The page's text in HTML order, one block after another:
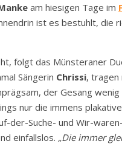
am hiesigen Tage im
ist es bestuhlt, die
folgt das Münsteraner
Sängerin Chrissi, tragen
der Gesang
nur die immens
der-Suche- und Wir-
einfallslos. „Die immer